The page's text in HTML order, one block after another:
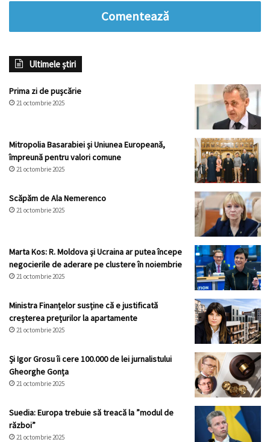
Comentează
Ultimele știri
Prima zi de pușcărie
21 octombrie 2025
Mitropolia Basarabiei și Uniunea Europeană,
împreună pentru valori comune
21 octombrie 2025
Scăpăm de Ala Nemerenco
21 octombrie 2025
Marta Kos: R. Moldova și Ucraina ar putea începe
negocierile de aderare pe clustere în noiembrie
21 octombrie 2025
Ministra Finanțelor susține că e justificată
creșterea prețurilor la apartamente
21 octombrie 2025
Și Igor Grosu îi cere 100.000 de lei jurnalistului
Gheorghe Gonța
21 octombrie 2025
Suedia: Europa trebuie să treacă la ”modul de
război”
21 octombrie 2025